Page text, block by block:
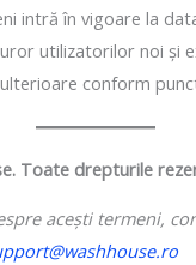
intră în vigoare la
utilizatorilor noi și
conform
Toate drepturile
acești termeni,